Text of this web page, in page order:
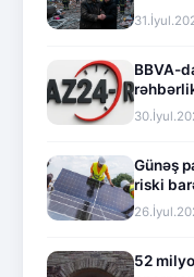
BBVA-
Günəş
riski
52